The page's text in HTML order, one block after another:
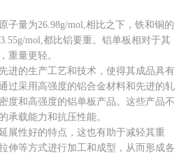
子量为26.98g/mol,相比之下，铁和铜的
mol,都比铝要重。铝单板相对于其
重量更轻。
进的生产工艺和技术，使得其成品具有
过采用高强度的铝合金材料和先进的轧
度和高强度的铝单板产品。这些产品不
承载能力和抗压性能。
展性好的特点，这也有助于减轻其重
伸等方式进行加工和成型，从而形成各